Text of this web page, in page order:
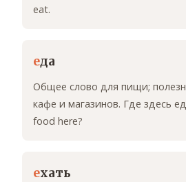
eat.
еда
Общее слово для пищи;
кафе и магазинов. Где здесь
food here?
ехать